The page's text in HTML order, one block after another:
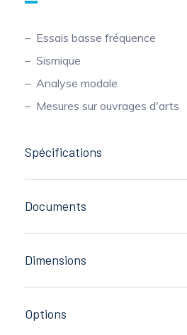
Essais basse fréquence
Sismique
Analyse modale
Mesures sur ouvrages d'arts
Spécifications
Documents
Dimensions
Options